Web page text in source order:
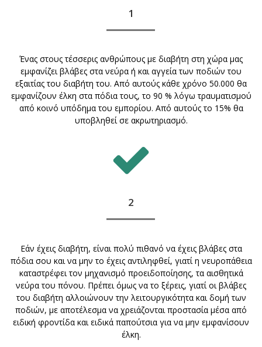
1
Ένας στους τέσσερις ανθρώπους με διαβήτη στη χώρα μας
εμφανίζει βλάβες στα νεύρα ή και αγγεία των ποδιών του
εξαιτίας του διαβήτη του. Από αυτούς κάθε χρόνο 50.000 θα
εμφανίζουν έλκη στα πόδια τους, το 90 % λόγω τραυματισμού
από κοινό υπόδημα του εμπορίου. Από αυτούς το 15% θα
υποβληθεί σε ακρωτηριασμό.
2
Εάν έχεις διαβήτη, είναι πολύ πιθανό να έχεις βλάβες στα
πόδια σου και να μην το έχεις αντιληφθεί, γιατί η νευροπάθεια
καταστρέφει τον μηχανισμό προειδοποίησης, τα αισθητικά
νεύρα του πόνου. Πρέπει όμως να το ξέρεις, γιατί οι βλάβες
του διαβήτη αλλοιώνουν την λειτουργικότητα και δομή των
ποδιών, με αποτέλεσμα να χρειάζονται προστασία μέσα από
ειδική φροντίδα και ειδικά παπούτσια για να μην εμφανίσουν
έλκη.